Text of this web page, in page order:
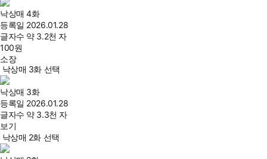
낙상매 4화
등록일 2026.01.28
글자수 약 3.2천 자
100원
소장
낙상매 3화 선택
낙상매 3화
등록일 2026.01.28
글자수 약 3.3천 자
보기
낙상매 2화 선택